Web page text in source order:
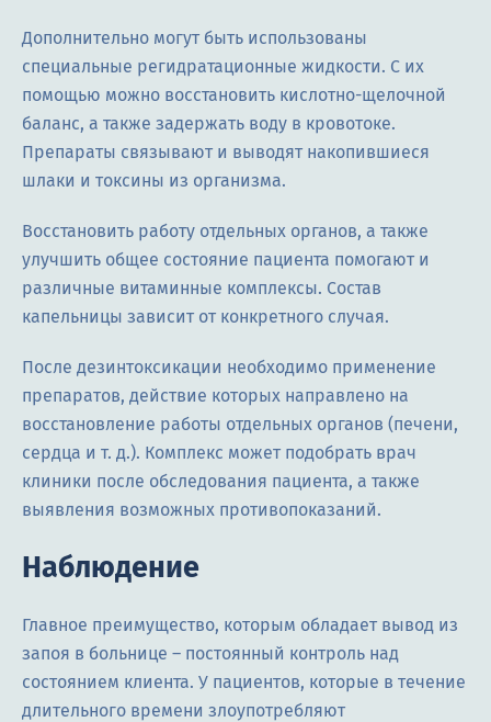
Дополнительно могут быть использованы
специальные регидратационные жидкости. С их
помощью можно восстановить кислотно-щелочной
баланс, а также задержать воду в кровотоке.
Препараты связывают и выводят накопившиеся
шлаки и токсины из организма.
Восстановить работу отдельных органов, а также
улучшить общее состояние пациента помогают и
различные витаминные комплексы. Состав
капельницы зависит от конкретного случая.
После дезинтоксикации необходимо применение
препаратов, действие которых направлено на
восстановление работы отдельных органов (печени,
сердца и т. д.). Комплекс может подобрать врач
клиники после обследования пациента, а также
выявления возможных противопоказаний.
Наблюдение
Главное преимущество, которым обладает вывод из
запоя в больнице – постоянный контроль над
состоянием клиента. У пациентов, которые в течение
длительного времени злоупотребляют